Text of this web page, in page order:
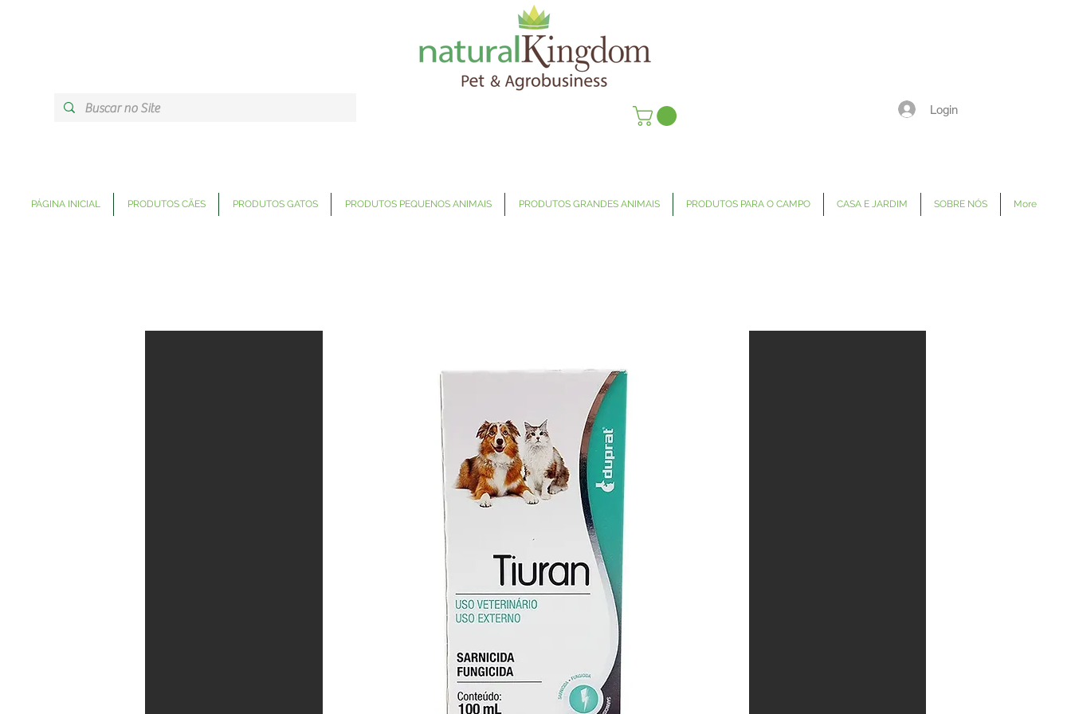
Login
PÁGINA INICIAL PRODUTOS CÃES PRODUTOS GATOS PRODUTOS PEQUENOS ANIMAIS PRODUTOS GRANDES ANIMAIS PRODUTOS PARA O CAMPO CASA E JARDIM SOBRE NÓS More